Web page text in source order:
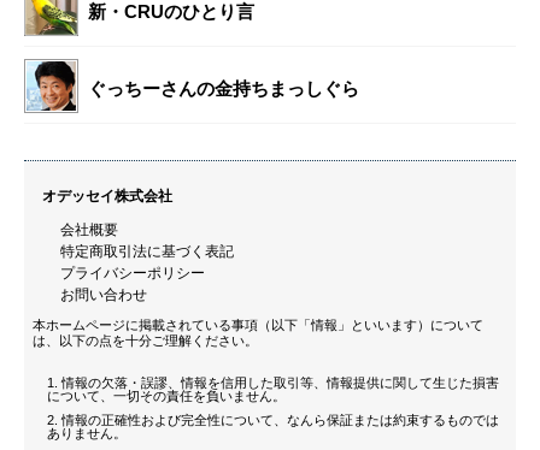
新・CRUのひとり言
ぐっちーさんの金持ちまっしぐら
オデッセイ株式会社
会社概要
特定商取引法に基づく表記
プライバシーポリシー
お問い合わせ
本ホームページに掲載されている事項（以下「情報」といいます）について
は、以下の点を十分ご理解ください。
情報の欠落・誤謬、情報を信用した取引等、情報提供に関して生じた損害
について、一切その責任を負いません。
情報の正確性および完全性について、なんら保証または約束するものでは
ありません。